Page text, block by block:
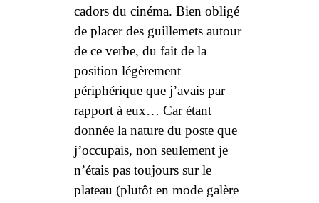
cadors du cinéma. Bien obligé
de placer des guillemets autour
de ce verbe, du fait de la
position légèrement
périphérique que j’avais par
rapport à eux… Car étant
donnée la nature du poste que
j’occupais, non seulement je
n’étais pas toujours sur le
plateau (plutôt en mode galère